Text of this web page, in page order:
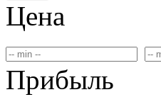
Цена
Прибыль